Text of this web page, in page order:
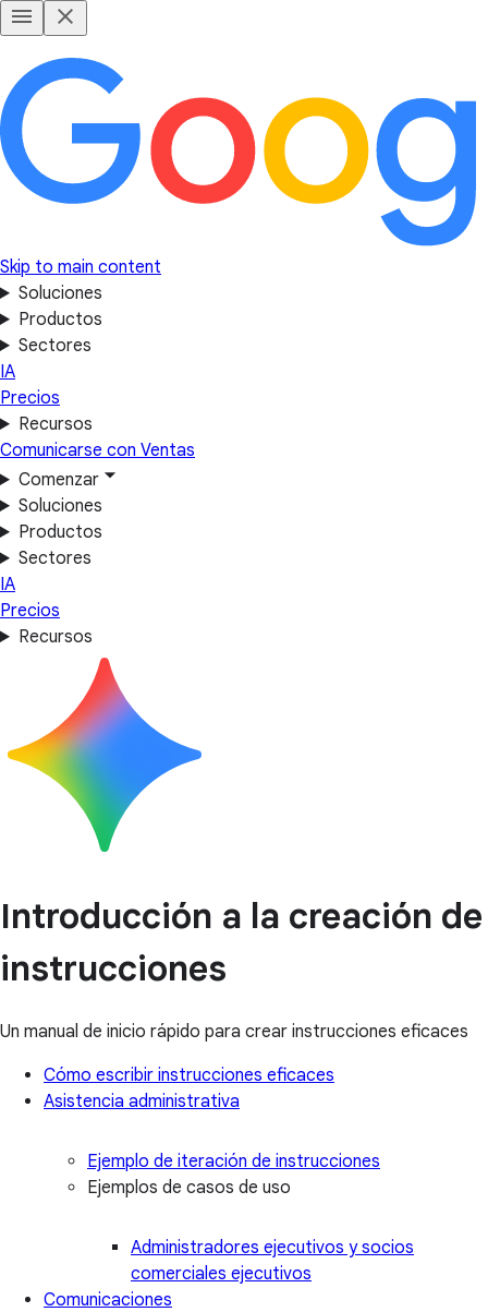
Skip to main content
Soluciones
Productos
Sectores
IA
Precios
Recursos
Comunicarse con Ventas
Comenzar
Soluciones
Productos
Sectores
IA
Precios
Recursos
Introducción a la creación de
instrucciones
Un manual de inicio rápido para crear instrucciones eficaces
Cómo escribir instrucciones eficaces
Asistencia administrativa
Ejemplo de iteración de instrucciones
Ejemplos de casos de uso
Administradores ejecutivos y socios
comerciales ejecutivos
Comunicaciones